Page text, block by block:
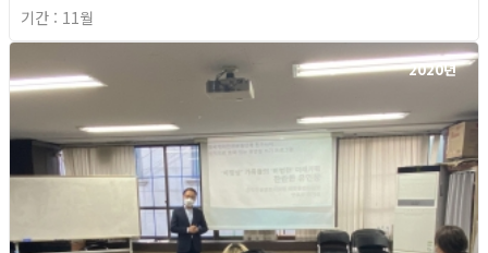
기간 : 11월
2020년